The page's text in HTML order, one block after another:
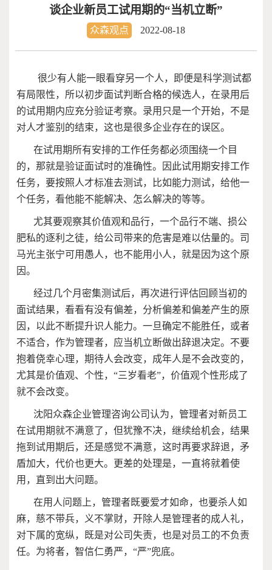
谈企业新员工试用期的“当机立断”
众森观点 2022-08-18
很少有人能一眼看穿另一个人，即便是科学测试都
有局限性，所以初步面试判断合格的候选人，在录用后
的试用期内应充分验证考察。录用只是一个开始，不是
对人才鉴别的结束，这也是很多企业存在的误区。
在试用期所有安排的工作任务都必须围绕一个目
的，那就是验证面试时的准确性。因此试用期安排工作
任务，要按照人才标准去测试，比如能力测试，给他一
个任务，看他能不能解决、怎么解决的等等。
尤其要观察其价值观和品行，一个品行不端、损公
肥私的逐利之徒，给公司带来的危害是难以估量的。司
马光主张宁可用愚人，也不能用小人，就是因为这个原
因。
经过几个月密集测试后，再次进行评估回顾当初的
面试结果，看看有没有偏差，分析偏差和偏差产生的原
因，以此不断提升识人能力。一旦确定不能胜任，或者
不适合，作为管理者，应当机立断做出辞退决定。不要
抱着侥幸心理，期待人会改变，成年人是不会改变的，
尤其是价值观、个性，“三岁看老”，价值观个性形成了
就不会改变。
沈阳众森企业管理咨询公司认为，管理者对新员工
在试用期就不满意了，但犹豫不决，继续给机会，结果
拖到试用期后，还是感觉不满意，这时再要求辞退，矛
盾加大，代价也更大。更差的处理是，一直将就着使
用，直到出大问题。
在用人问题上，管理者既要爱才如命，也要杀人如
麻，慈不带兵，义不掌财，开除人是管理者的成人礼，
对下属的宽纵，既是对公司失责，也是对员工的不负责
任。为将者，智信仁勇严，“严”兜底。